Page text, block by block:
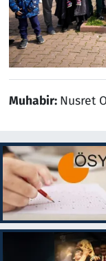
Muhabir: Nusret